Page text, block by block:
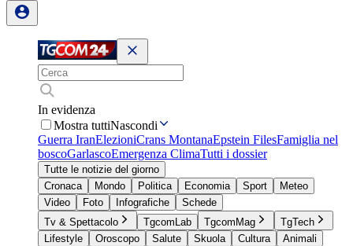
In evidenza
Mostra tuttiNascondi
Guerra IranElezioniCrans MontanaEpstein FilesFamiglia nel
boscoGarlascoEmergenza ClimaTutti i dossier
Tutte le notizie del giorno
Cronaca
Mondo Politica Economia Sport
Meteo
Video
Foto Infografiche
Schede
Tv & Spettacolo
TgcomLab TgcomMag
TgTech
Lifestyle
Oroscopo Salute Skuola Cultura
Animali